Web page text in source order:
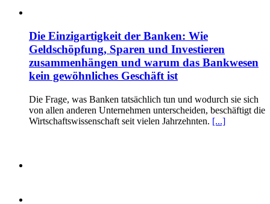
Die Einzigartigkeit der Banken: Wie
Geldschöpfung, Sparen und Investieren
zusammenhängen und warum das Bankwesen
kein gewöhnliches Geschäft ist
Die Frage, was Banken tatsächlich tun und wodurch sie sich
von allen anderen Unternehmen unterscheiden, beschäftigt die
Wirtschaftswissenschaft seit vielen Jahrzehnten. [...]